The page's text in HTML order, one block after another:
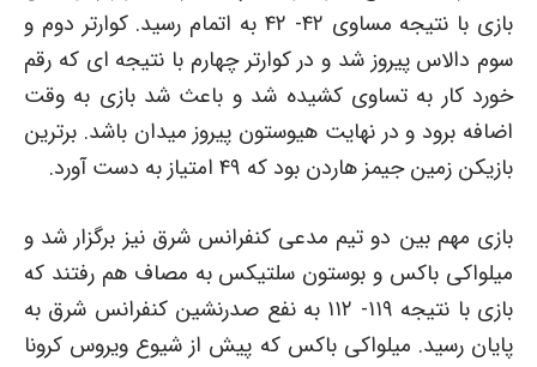
بازی با نتیجه مساوی ۴۲- ۴۲ به اتمام رسید. کوارتر دوم و
سوم دالاس پیروز شد و در کوارتر چهارم با نتیجه ای که رقم
خورد کار به تساوی کشیده شد و باعث شد بازی به وقت
اضافه برود و در نهایت هیوستون پیروز میدان باشد. برترین
بازیکن زمین جیمز هاردن بود که ۴۹ امتیاز به دست آورد.
بازی مهم بین دو تیم مدعی کنفرانس شرق نیز برگزار شد و
میلواکی باکس و بوستون سلتیکس به مصاف هم رفتند که
بازی با نتیجه ۱۱۹- ۱۱۲ به نفع صدرنشین کنفرانس شرق به
پایان رسید. میلواکی باکس که پیش از شیوع ویروس کرونا